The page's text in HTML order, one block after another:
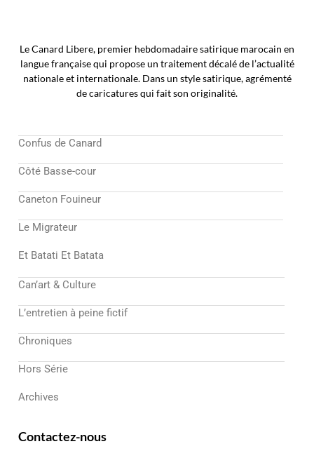
Le Canard Libere, premier hebdomadaire satirique marocain en
langue française qui propose un traitement décalé de l’actualité
nationale et internationale. Dans un style satirique, agrémenté
de caricatures qui fait son originalité.
Confus de Canard
Côté Basse-cour
Caneton Fouineur
Le Migrateur
Et Batati Et Batata
Can’art & Culture
L’entretien à peine fictif
Chroniques
Hors Série
Archives
Contactez-nous